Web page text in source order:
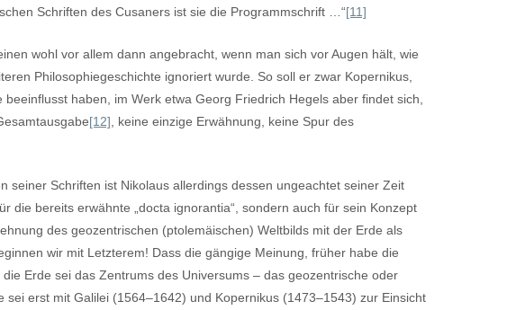
Schriften des Cusaners ist sie die Programmschrift …“[11]
wohl vor allem dann angebracht, wenn man sich vor Augen hält, wie
Philosophiegeschichte ignoriert wurde. So soll er zwar Kopernikus,
haben, im Werk etwa Georg Friedrich Hegels aber findet sich,
[12] , keine einzige Erwähnung, keine Spur des
seiner Schriften ist Nikolaus allerdings dessen ungeachtet seiner Zeit
die bereits erwähnte „docta ignorantia“, sondern auch für sein Konzept
des geozentrischen (ptolemäischen) Weltbilds mit der Erde als
wir mit Letzterem! Dass die gängige Meinung, früher habe die
Erde sei das Zentrums des Universums – das geozentrische oder
sei erst mit Galilei (1564–1642) und Kopernikus (1473–1543) zur Einsicht